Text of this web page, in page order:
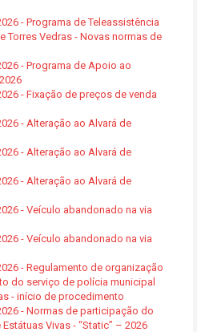
- Programa de Teleassistência
Torres Vedras - Novas normas de
- Programa de Apoio ao
- Fixação de preços de venda
- Alteração ao Alvará de
- Alteração ao Alvará de
- Alteração ao Alvará de
- Veículo abandonado na via
- Veículo abandonado na via
- Regulamento de organização
do serviço de polícia municipal
- início de procedimento
- Normas de participação do
Estátuas Vivas - “Static” – 2026